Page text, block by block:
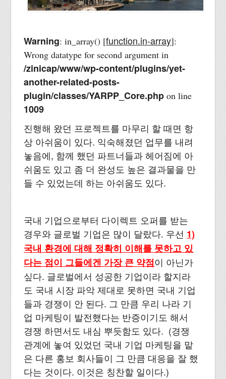
Warning: in_array() [function.in-array]:
Wrong datatype for second argument in
/zinicap/www/wp-content/plugins/yet-
another-related-posts-
plugin/classes/YARPP_Core.php on line
1009
진행해 왔던 프로젝트를 마무리 할 때면 항
상 아쉬움이 있다. 익숙해졌던 업무를 내려
놓음에, 함께 했던 파트너들과 헤어짐에 아
쉬움도 있고 좀 더 완성도 높은 결과물을 만
들 수 있었는데 하는 아쉬움도 있다.
국내 기업으로부터 다이렉트 오퍼를 받는
경우와 글로벌 기업은 많이 달랐다. 우선 1)
국내 환경에 대해 정확히 이해를 못하고 있
다는 점이 그들에겐 가장 큰 약점이 아닌가
싶다. 글로벌에서 성공한 기업이라 할지라
도 국내 시장 파악 제대로 못하면 국내 기업
들과 경쟁이 안 된다. 그 만큼 우리 나라 기
업 마케팅이 발전했다는 반증이기도 해서
경쟁 하면서도 내심 뿌듯함도 있다. (경쟁
관계에 놓여 있었던 국내 기업 마케팅을 맡
은 다른 홍보 회사들이 그 만큼 대응을 잘 했
다는 것이다. 이것은 칭찬할 일이다.)